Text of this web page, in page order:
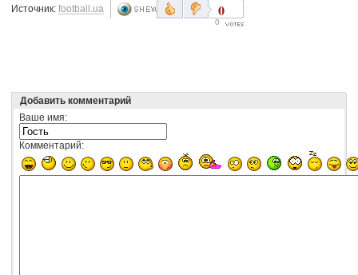
Источник: football.ua 0
0
Добавить комментарий
Ваше имя:
Комментарий: